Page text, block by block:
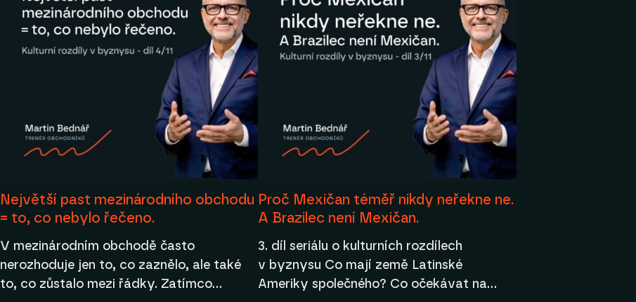
Největší past mezinárodního obchodu
= to, co nebylo řečeno.
V mezinárodním obchodě často
nerozhoduje jen to, co zaznělo, ale také
to, co zůstalo mezi řádky. Zatímco…
Proč Mexičan téměř nikdy neřekne ne.
A Brazilec není Mexičan.
3. díl seriálu o kulturních rozdílech
v byznysu Co mají země Latinské
Ameriky společného? Co očekávat na…